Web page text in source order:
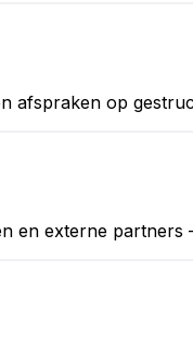
afspraken op
en externe partners